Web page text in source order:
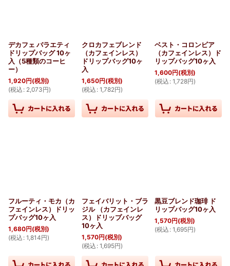
デカフェ バラエティ
ドリップバッグ 10ヶ
入（5種類のコーヒ
ー）
1,920円(税別)
(税込 : 2,073円)
クロカフェブレンド
（カフェインレス）
ドリップバッグ10ヶ
入
1,650円(税別)
(税込 : 1,782円)
ベスト・コロンビア
（カフェインレス）ド
リップバッグ10ヶ入
1,600円(税別)
(税込 : 1,728円)
フルーティ・モカ（カ
フェインレス）ドリッ
プバッグ10ヶ入
1,680円(税別)
(税込 : 1,814円)
フェイバリット・ブラ
ジル （カフェインレ
ス）ドリップバッグ
10ヶ入
1,570円(税別)
(税込 : 1,695円)
黒豆ブレンド珈琲 ド
リップバッグ10ヶ入
1,570円(税別)
(税込 : 1,695円)